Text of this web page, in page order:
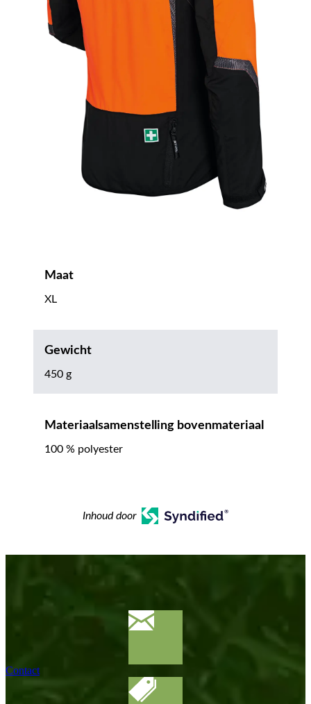
Maat
XL
Gewicht
450 g
Materiaalsamenstelling bovenmateriaal
100 % polyester
Inhoud door
Contact